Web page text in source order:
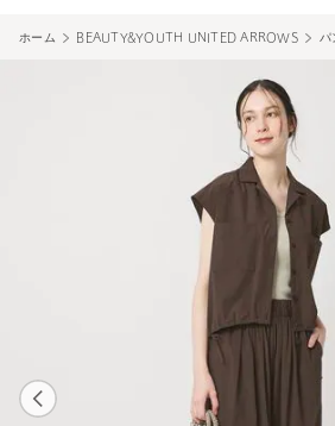
ホーム BEAUTY&YOUTH UNITED ARROWS パ